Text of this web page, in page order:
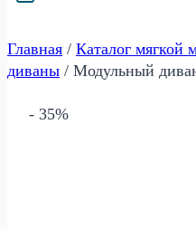
Главная / Каталог мягкой
диваны / Модульный
- 35%